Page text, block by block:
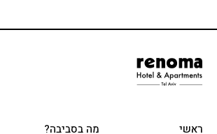
ראשי
מה בסביבה?